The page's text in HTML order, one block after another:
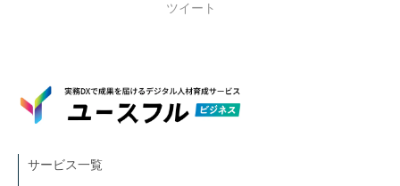
ツイート
サービス一覧